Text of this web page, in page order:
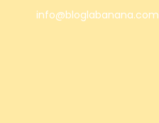
info@bloglabanana.com